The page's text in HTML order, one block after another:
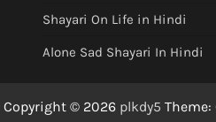
Shayari On Life in Hindi
Alone Sad Shayari In Hindi
Copyright © 2026 plkdy5 Theme: